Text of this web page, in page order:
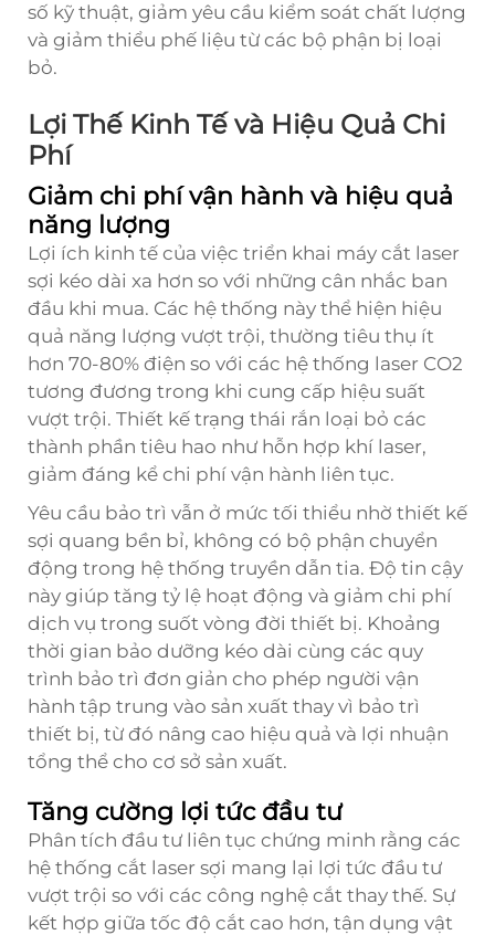
số kỹ thuật, giảm yêu cầu kiểm soát chất lượng
và giảm thiểu phế liệu từ các bộ phận bị loại
bỏ.
Lợi Thế Kinh Tế và Hiệu Quả Chi
Phí
Giảm chi phí vận hành và hiệu quả
năng lượng
Lợi ích kinh tế của việc triển khai máy cắt laser
sợi kéo dài xa hơn so với những cân nhắc ban
đầu khi mua. Các hệ thống này thể hiện hiệu
quả năng lượng vượt trội, thường tiêu thụ ít
hơn 70-80% điện so với các hệ thống laser CO2
tương đương trong khi cung cấp hiệu suất
vượt trội. Thiết kế trạng thái rắn loại bỏ các
thành phần tiêu hao như hỗn hợp khí laser,
giảm đáng kể chi phí vận hành liên tục.
Yêu cầu bảo trì vẫn ở mức tối thiểu nhờ thiết kế
sợi quang bền bỉ, không có bộ phận chuyển
động trong hệ thống truyền dẫn tia. Độ tin cậy
này giúp tăng tỷ lệ hoạt động và giảm chi phí
dịch vụ trong suốt vòng đời thiết bị. Khoảng
thời gian bảo dưỡng kéo dài cùng các quy
trình bảo trì đơn giản cho phép người vận
hành tập trung vào sản xuất thay vì bảo trì
thiết bị, từ đó nâng cao hiệu quả và lợi nhuận
tổng thể cho cơ sở sản xuất.
Tăng cường lợi tức đầu tư
Phân tích đầu tư liên tục chứng minh rằng các
hệ thống cắt laser sợi mang lại lợi tức đầu tư
vượt trội so với các công nghệ cắt thay thế. Sự
kết hợp giữa tốc độ cắt cao hơn, tận dụng vật